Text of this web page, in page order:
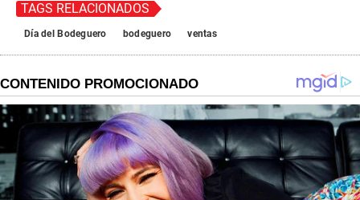
TAGS RELACIONADOS
Día del Bodeguero bodeguero ventas